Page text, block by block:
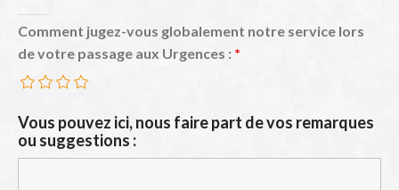
Comment jugez-vous globalement notre service lors
de votre passage aux Urgences : *
Vous pouvez ici, nous faire part de vos remarques
ou suggestions :